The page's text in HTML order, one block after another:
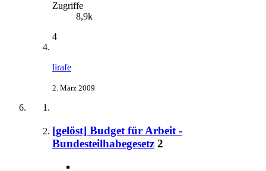
Zugriffe
8,9k
4
lirafe
2. März 2009
[gelöst] Budget für Arbeit -
Bundesteilhabegesetz 2